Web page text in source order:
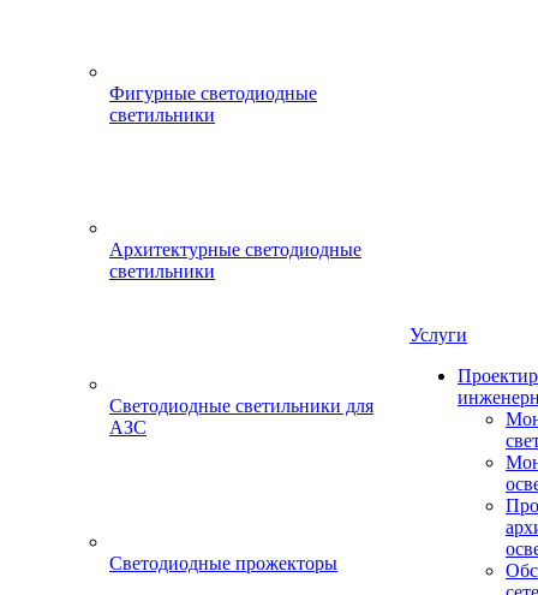
Фигурные светодиодные
светильники
Архитектурные светодиодные
светильники
Светодиодные светильники для
АЗС
Светодиодные прожекторы
Услуги